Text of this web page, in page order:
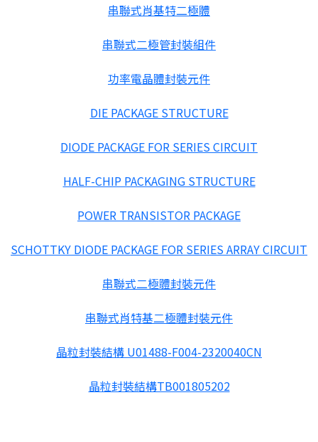
串聯式肖基特二極體
串聯式二極管封裝組件
功率電晶體封裝元件
DIE PACKAGE STRUCTURE
DIODE PACKAGE FOR SERIES CIRCUIT
HALF-CHIP PACKAGING STRUCTURE
POWER TRANSISTOR PACKAGE
SCHOTTKY DIODE PACKAGE FOR SERIES ARRAY CIRCUIT
串聯式二極體封裝元件
串聯式肖特基二極體封裝元件
晶粒封裝結構 U01488-F004-2320040CN
晶粒封裝結構TB001805202